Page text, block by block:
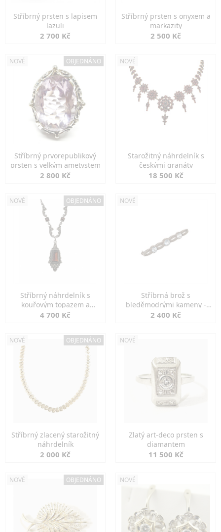
Stříbrný prsten s lapisem
lazuli
2 700 Kč
Stříbrný prsten s onyxem a
markazity
2 500 Kč
NOVÉ OBJEDNÁNO
Stříbrný prvorepublikový
prsten s velkým ametystem
2 800 Kč
NOVÉ
Starožitný náhrdelník s
českými granáty
18 500 Kč
NOVÉ OBJEDNÁNO
Stříbrný náhrdelník s
kouřovým topazem a
markazity
4 700 Kč
NOVÉ
Stříbrná brož s
bleděmodrými kameny -
jemná elegance
2 400 Kč
NOVÉ OBJEDNÁNO
Stříbrný zlacený starožitný
náhrdelník
2 000 Kč
NOVÉ
Zlatý art-deco prsten s
diamantem
11 500 Kč
NOVÉ OBJEDNÁNO NOVÉ